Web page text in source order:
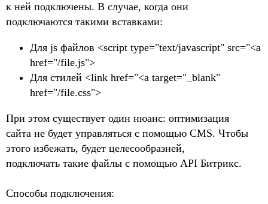
к ней подключены. В случае, когда они
подключаются такими вставками:
Для js файлов <script type="text/javascript" src="<a
href="/file.js">
Для стилей <link href="<a target="_blank"
href="/file.css">
При этом существует один нюанс: оптимизация
сайта не будет управляться с помощью CMS. Чтобы
этого избежать, будет целесообразней,
подключать такие файлы с помощью API Битрикс.
Способы подключения: